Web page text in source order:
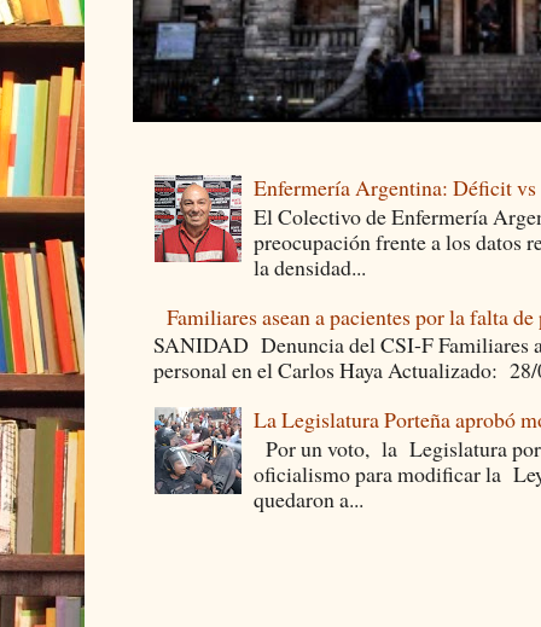
Enfermería Argentina: Déficit
El Colectivo de Enfermería
preocupación frente a los datos
la densidad...
Familiares asean a pacientes por la falta
SANIDAD Denuncia del CSI-F Familiares
personal en el Carlos Haya Actualizado:
La Legislatura Porteña aprobó
Por un voto, la Legislatura
oficialismo para modificar la
quedaron a...